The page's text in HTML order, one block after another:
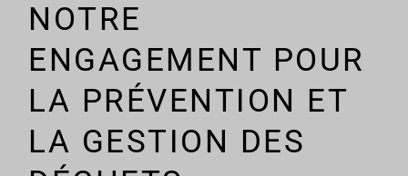
NOTRE
ENGAGEMENT POUR
LA PRÉVENTION ET
LA GESTION DES